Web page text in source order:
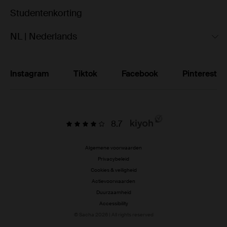
Studentenkorting
NL | Nederlands
Instagram Tiktok Facebook Pinterest
8.7
Algemene voorwaarden
Privacybeleid
Cookies & veiligheid
Actievoorwaarden
Duurzaamheid
Accessibility